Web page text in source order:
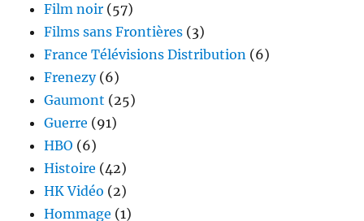
Film noir (57)
Films sans Frontières (3)
France Télévisions Distribution (6)
Frenezy(6)
Gaumont (25)
Guerre (91)
HBO (6)
Histoire (42)
HK Vidéo (2)
Hommage (1)